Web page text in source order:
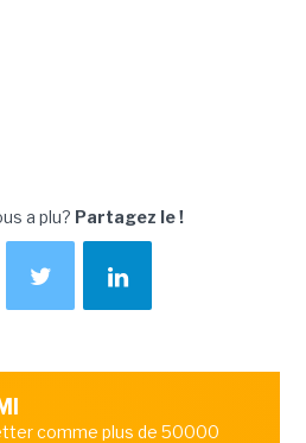
a plu? Partagez le !
comme plus de 50000